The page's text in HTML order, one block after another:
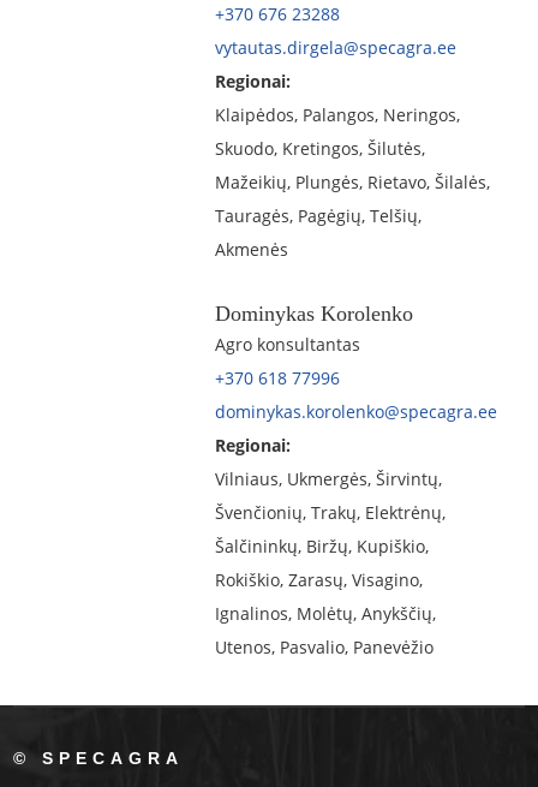
+370 676 23288
vytautas.dirgela@specagra.ee
Regionai:
Klaipėdos, Palangos, Neringos,
Skuodo, Kretingos, Šilutės,
Mažeikių, Plungės, Rietavo, Šilalės,
Tauragės, Pagėgių, Telšių,
Akmenės
Dominykas Korolenko
Agro konsultantas
+370 618 77996
dominykas.korolenko@specagra.ee
Regionai:
Vilniaus, Ukmergės, Širvintų,
Švenčionių, Trakų, Elektrėnų,
Šalčininkų, Biržų, Kupiškio,
Rokiškio, Zarasų, Visagino,
Ignalinos, Molėtų, Anykščių,
Utenos, Pasvalio, Panevėžio
© SPECAGRA